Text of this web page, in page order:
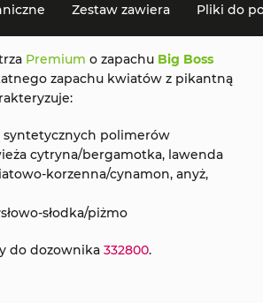
Zestaw zawiera Pliki do
Premium o zapachu Big Boss
zapachu kwiatów z pikantną
syntetycznych polimerów
cytryna/bergamotka, lawenda
korzenna/cynamon, anyż,
słodka/piżmo
do dozownika 332800.